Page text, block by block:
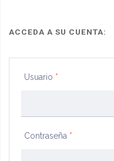
ACCEDA A SU CUENTA:
Usuario *
Contraseña *